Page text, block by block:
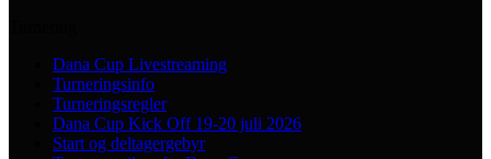
Dana Cup Livestreaming
Turneringsinfo
Turneringsregler
Dana Cup Kick Off 19-20 juli 2026
Start og deltagergebyr